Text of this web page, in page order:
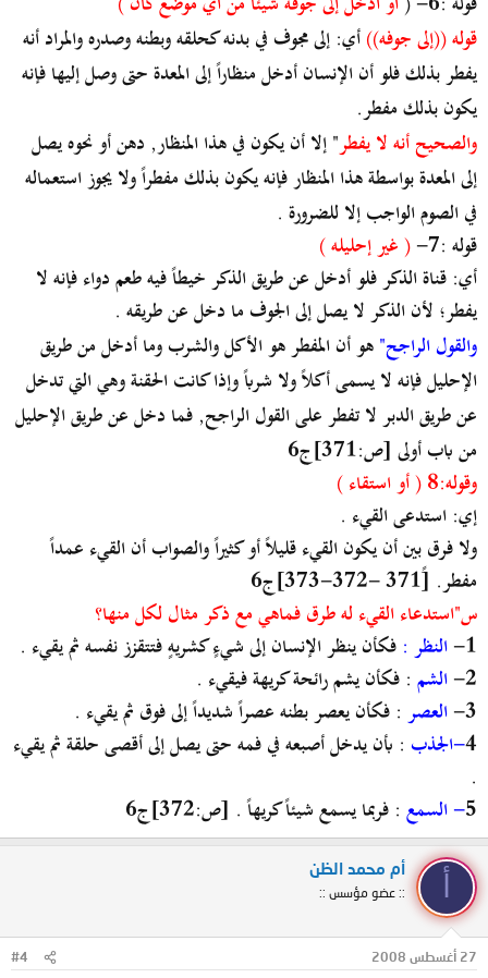
قوله ((إلى جوفه))أي: إلى مجوف في بدنه كحلقه وبطنه وصدره والمراد أنه
يفطر بذلك فلو أن الإنسان أدخل منظاراً إلى المعدة حتى وصل إليها فإنه
يكون بذلك مفطر.
والصحيح أنه لا يفطر" إلا أن يكون في هذا المنظار, دهن أو نحوه يصل
إلى المعدة بواسطة هذا المنظار فإنه يكون بذلك مفطراً ولا يجوز استعماله
في الصوم الواجب إلا للضرورة .
قوله :7-
( غير إحليله )
أي: قناة الذكر فلو أدخل عن طريق الذكر خيطاً فيه طعم دواء فإنه لا
يفطر؛ لأن الذكر لا يصل إلى الجوف ما دخل عن طريقه .
والقول الراجح"هو أن المفطر هو الأكل والشرب وما أدخل من طريق
الإحليل فإنه لا يسمى أكلاً ولا شرباً وإذا كانت الحقنة وهي التي تدخل
عن طريق الدبر لا تفطر على القول الراجح, فما دخل عن طريق الإحليل
من باب أولى [ص:371]ج6
وقوله:8 ( أو استقاء )
إي: استدعى القيء .
ولا فرق بين أن يكون القيء قليلاً أو كثيراً والصواب أن القيء عمداً
مفطر. [ً371 -372-373]ج6
س"استدعاء القيء له طرق فماهي مع ذكر مثال لكل منها؟
1- النظر : فكأن ينظر الإنسان إلى شيءٍ كشريهٍ فتتقزز نفسه ثم يقيء .
2- الشم : فكأن يشم رائحة كريهة فيقيء .
3- العصر : فكأن يعصر بطنه عصراً شديداً إلى فوق ثم يقيء .
4-الجذب : بأن يدخل أصبعه في فمه حتى يصل إلى أقصى حلقة ثم يقيء
.
5- السمع : فربما يسمع شيئاً كريهاً . [ص:372]ج6
أم محمد الظن
:: عضو مؤسس ::
27 أغسطس 2008 #4